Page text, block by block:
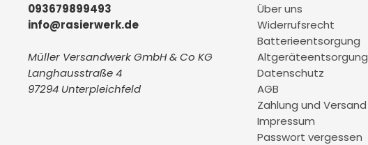
093679899493
info@rasierwerk.de
Müller Versandwerk GmbH & Co KG
Langhausstraße 4
97294 Unterpleichfeld
Über uns
Widerrufsrecht
Batterieentsorgung
Altgeräteentsorgung
Datenschutz
AGB
Zahlung und Versand
Impressum
Passwort vergessen